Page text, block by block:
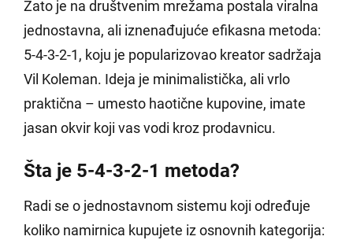
Zato je na društvenim mrežama postala viralna
jednostavna, ali iznenađujuće efikasna metoda:
5-4-3-2-1, koju je popularizovao kreator sadržaja
Vil Koleman. Ideja je minimalistička, ali vrlo
praktična – umesto haotične kupovine, imate
jasan okvir koji vas vodi kroz prodavnicu.
Šta je 5-4-3-2-1 metoda?
Radi se o jednostavnom sistemu koji određuje
koliko namirnica kupujete iz osnovnih kategorija: